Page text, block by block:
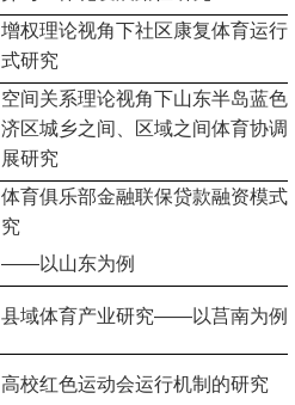
增权理论视角下社区康复体育运行
式研究
空间关系理论视角下山东半岛蓝色
济区城乡之间、区域之间体育协调
展研究
体育俱乐部金融联保贷款融资模式
究
——以山东为例
县域体育产业研究——以莒南为例
高校红色运动会运行机制的研究